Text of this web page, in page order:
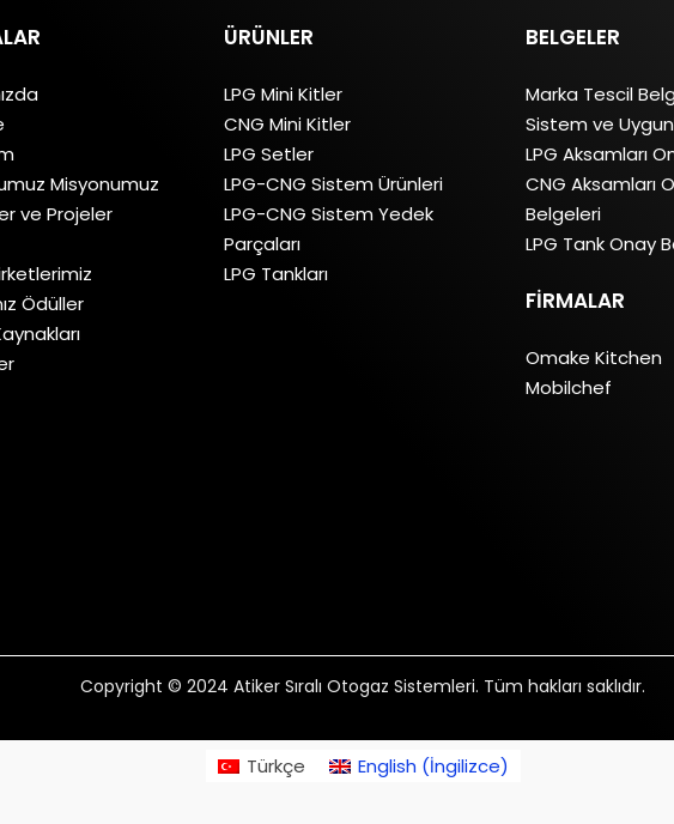
Misyonumuz
ve Projeler
Ödüller
ÜRÜNLER
LPG Mini Kitler
CNG Mini Kitler
LPG Setler
LPG-CNG Sistem Ürünleri
LPG-CNG Sistem Yedek
Parçaları
LPG Tankları
BELGELER
Marka Tescil
Sistem ve
LPG Aksamları
CNG Aksamları
Belgeleri
LPG Tank Onay
FIRMALAR
Omake Kitchen
Mobilchef
Copyright © 2024 Atiker Sıralı Otogaz Sistemleri. Tüm hakları saklıdır.
Türkçe English (İngilizce)